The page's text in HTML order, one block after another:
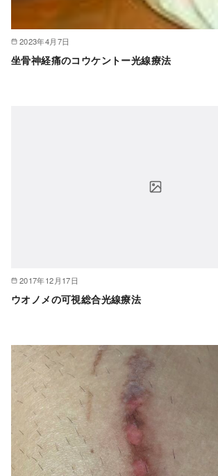
2023年4月7日
坐骨神経痛のコウケントー光線療法
2017年12月17日
ウオノメの可視総合光線療法